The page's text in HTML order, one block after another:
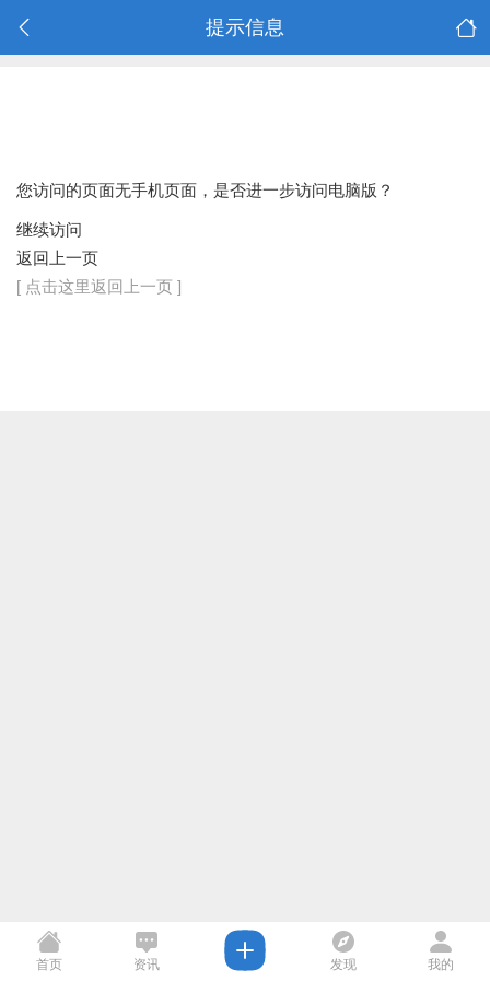
提示信息
您访问的页面无手机页面，是否进一步访问电脑版？
继续访问
返回上一页
[ 点击这里返回上一页 ]
首页 资讯 发现 我的